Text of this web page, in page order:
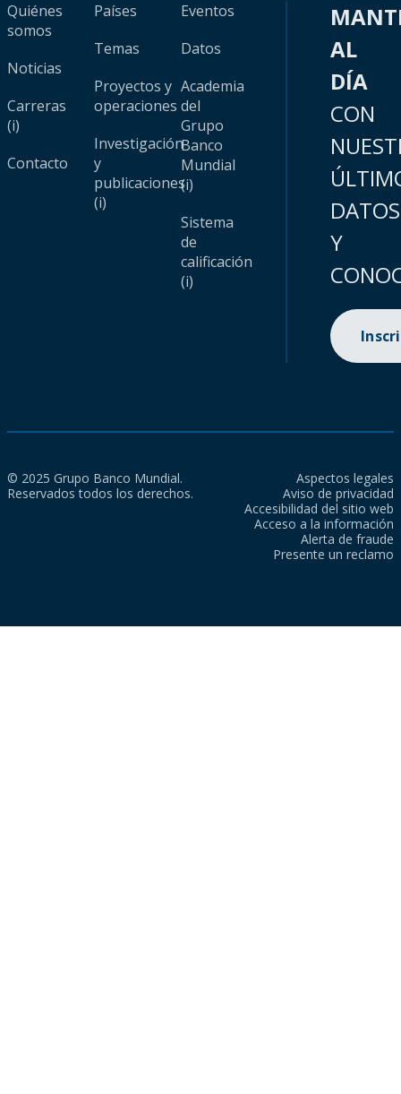
Quiénes
somos
Noticias
Carreras
(i)
Contacto
Países
Temas
Proyectos y
operaciones
Investigación
y
publicaciones
(i)
Eventos
Datos
Academia
del
Grupo
Banco
Mundial
(i)
Sistema
de
calificación
(i)
AL
DÍA
CON
DATOS
Y
© 2025 Grupo Banco Mundial.
Reservados todos los derechos.
Aspectos legales
Aviso de privacidad
Accesibilidad del sitio web
Acceso a la información
Alerta de fraude
Presente un reclamo